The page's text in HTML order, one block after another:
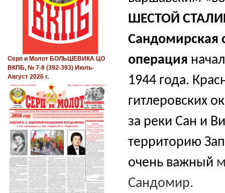
ШЕСТОЙ
Сандомирская
операция
1944 года.
гитлеровских
за реки Сан и
территорию
очень важный
Сандомир.
Серп и Молот БОЛЬШЕВИКА ЦО
ВКПБ, № 7-8 (392-393) Июль-
Август 2026 г.